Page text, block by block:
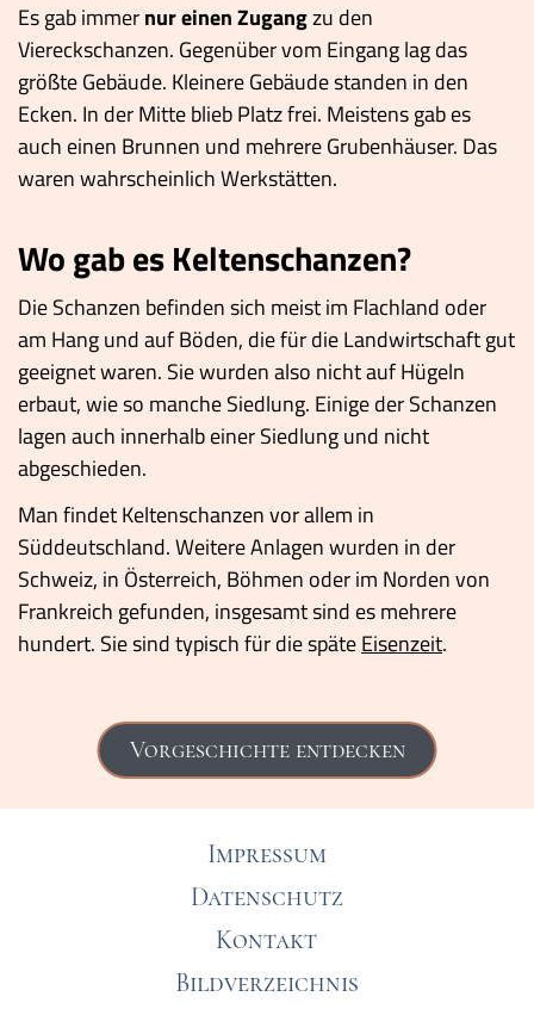
Es gab immernur einen Zugangzu den
Viereckschanzen. Gegenüber vom Eingang lag das
größte Gebäude. Kleinere Gebäude standen in den
Ecken. In der Mitte blieb Platz frei. Meistens gab es
auch einen Brunnen und mehrere Grubenhäuser. Das
waren wahrscheinlich Werkstätten.
Wo gab es Keltenschanzen?
Die Schanzen befinden sich meist im Flachland oder
am Hang und auf Böden, die für die Landwirtschaft gut
geeignet waren. Sie wurden also nicht auf Hügeln
erbaut, wie so manche Siedlung. Einige der Schanzen
lagen auch innerhalb einer Siedlung und nicht
abgeschieden.
Man findet Keltenschanzen vor allem in
Süddeutschland. Weitere Anlagen wurden in der
Schweiz, in Österreich, Böhmen oder im Norden von
Frankreich gefunden, insgesamt sind es mehrere
hundert. Sie sind typisch für die späteEisenzeit.
Vorgeschichte entdecken
Impressum
Datenschutz
Kontakt
Bildverzeichnis